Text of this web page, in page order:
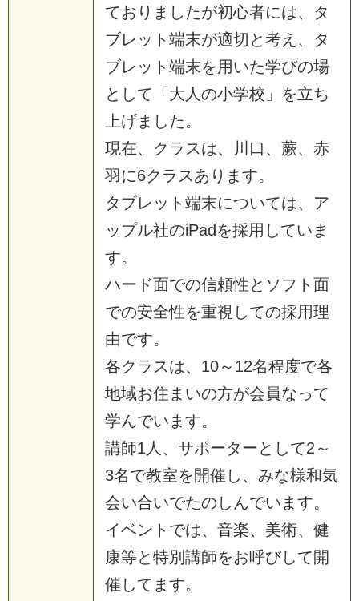
ておりましたが初心者には、タ
ブレット端末が適切と考え、タ
ブレット端末を用いた学びの場
として「大人の小学校」を立ち
上げました。
現在、クラスは、川口、蕨、赤
羽に6クラスあります。
タブレット端末については、ア
ップル社のiPadを採用していま
す。
ハード面での信頼性とソフト面
での安全性を重視しての採用理
由です。
各クラスは、10～12名程度で各
地域お住まいの方が会員なって
学んでいます。
講師1人、サポーターとして2～
3名で教室を開催し、みな様和気
会い合いでたのしんでいます。
イベントでは、音楽、美術、健
康等と特別講師をお呼びして開
催してます。